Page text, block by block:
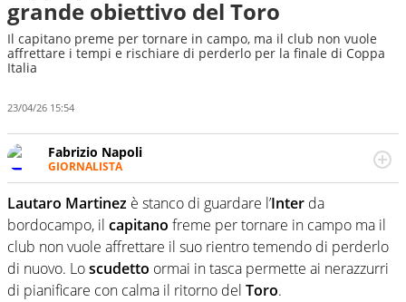
grande obiettivo del Toro
Il capitano preme per tornare in campo, ma il club non vuole
affrettare i tempi e rischiare di perderlo per la finale di Coppa
Italia
23/04/26 15:54
Fabrizio Napoli
GIORNALISTA
Giornalista professionista, per Virgilio Sport segue anche
il calcio ma è con la pallanuoto che esalta competenze e
passioni. Cura la comunicazione di HaBaWaBa, il più
grande festival di waterpolo per bambini al mondo
Lautaro Martinez è stanco di guardare l’Inter da
bordocampo, il capitano freme per tornare in campo ma il
club non vuole affrettare il suo rientro temendo di perderlo
di nuovo. Loscudetto ormai in tasca permette ai nerazzurri
di pianificare con calma il ritorno del Toro.